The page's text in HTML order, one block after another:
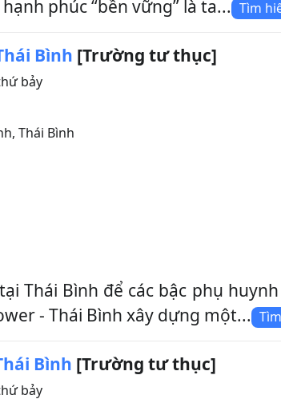
phúc “bền vững” là ta... Tìm
Bình [Trường tư thục]
bảy
, Thái Bình
Thái Bình để các bậc phụ
- Thái Bình xây dựng một...
Bình [Trường tư thục]
bảy